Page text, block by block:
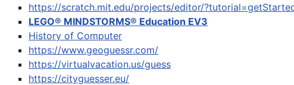
https://scratch.mit.edu/projects/editor/
LEGO® MINDSTORMS® Education EV3
History of Computer
https://www.geoguessr.com/
https://virtualvacation.us/guess
https://cityguesser.eu/